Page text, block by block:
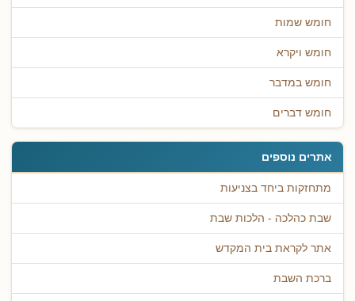
חומש שמות
חומש ויקרא
חומש במדבר
חומש דברים
אתרים נוספים
מתחזקות ביחד בצניעות
שבת כהלכה - הלכות שבת
אתר לקראת בית המקדש
ברכת השבת